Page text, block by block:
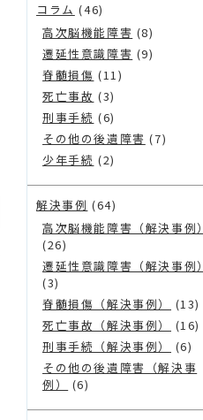
コラム (46)
高次脳機能障害 (8)
遷延性意識障害 (9)
脊髄損傷 (11)
死亡事故 (3)
刑事手続 (6)
その他の後遺障害 (7)
少年手続 (2)
解決事例 (64)
高次脳機能障害（解決事例）
(26)
遷延性意識障害（解決事例）
(3)
脊髄損傷（解決事例）
(13)
死亡事故（解決事例）
(16)
刑事手続（解決事例）
(6)
その他の後遺障害（解決事
例）
(6)